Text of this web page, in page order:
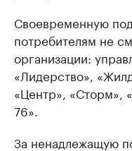
Своевременную
потребителям не
организации:
«Лидерство»,
«Центр», «Сторм»,
76».
За ненадлежащую